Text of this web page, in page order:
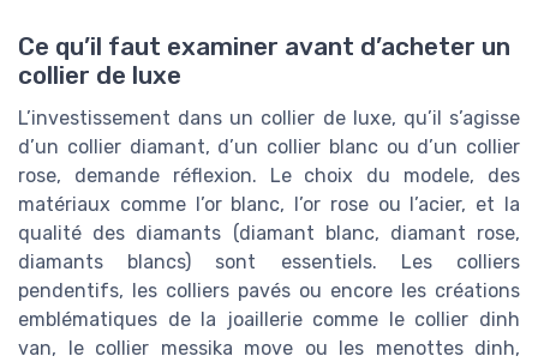
Ce qu’il faut examiner avant d’acheter un
collier de luxe
L’investissement dans un collier de luxe, qu’il s’agisse
d’un collier diamant, d’un collier blanc ou d’un collier
rose, demande réflexion. Le choix du modele, des
matériaux comme l’or blanc, l’or rose ou l’acier, et la
qualité des diamants (diamant blanc, diamant rose,
diamants blancs) sont essentiels. Les colliers
pendentifs, les colliers pavés ou encore les créations
emblématiques de la joaillerie comme le collier dinh
van, le collier messika move ou les menottes dinh,